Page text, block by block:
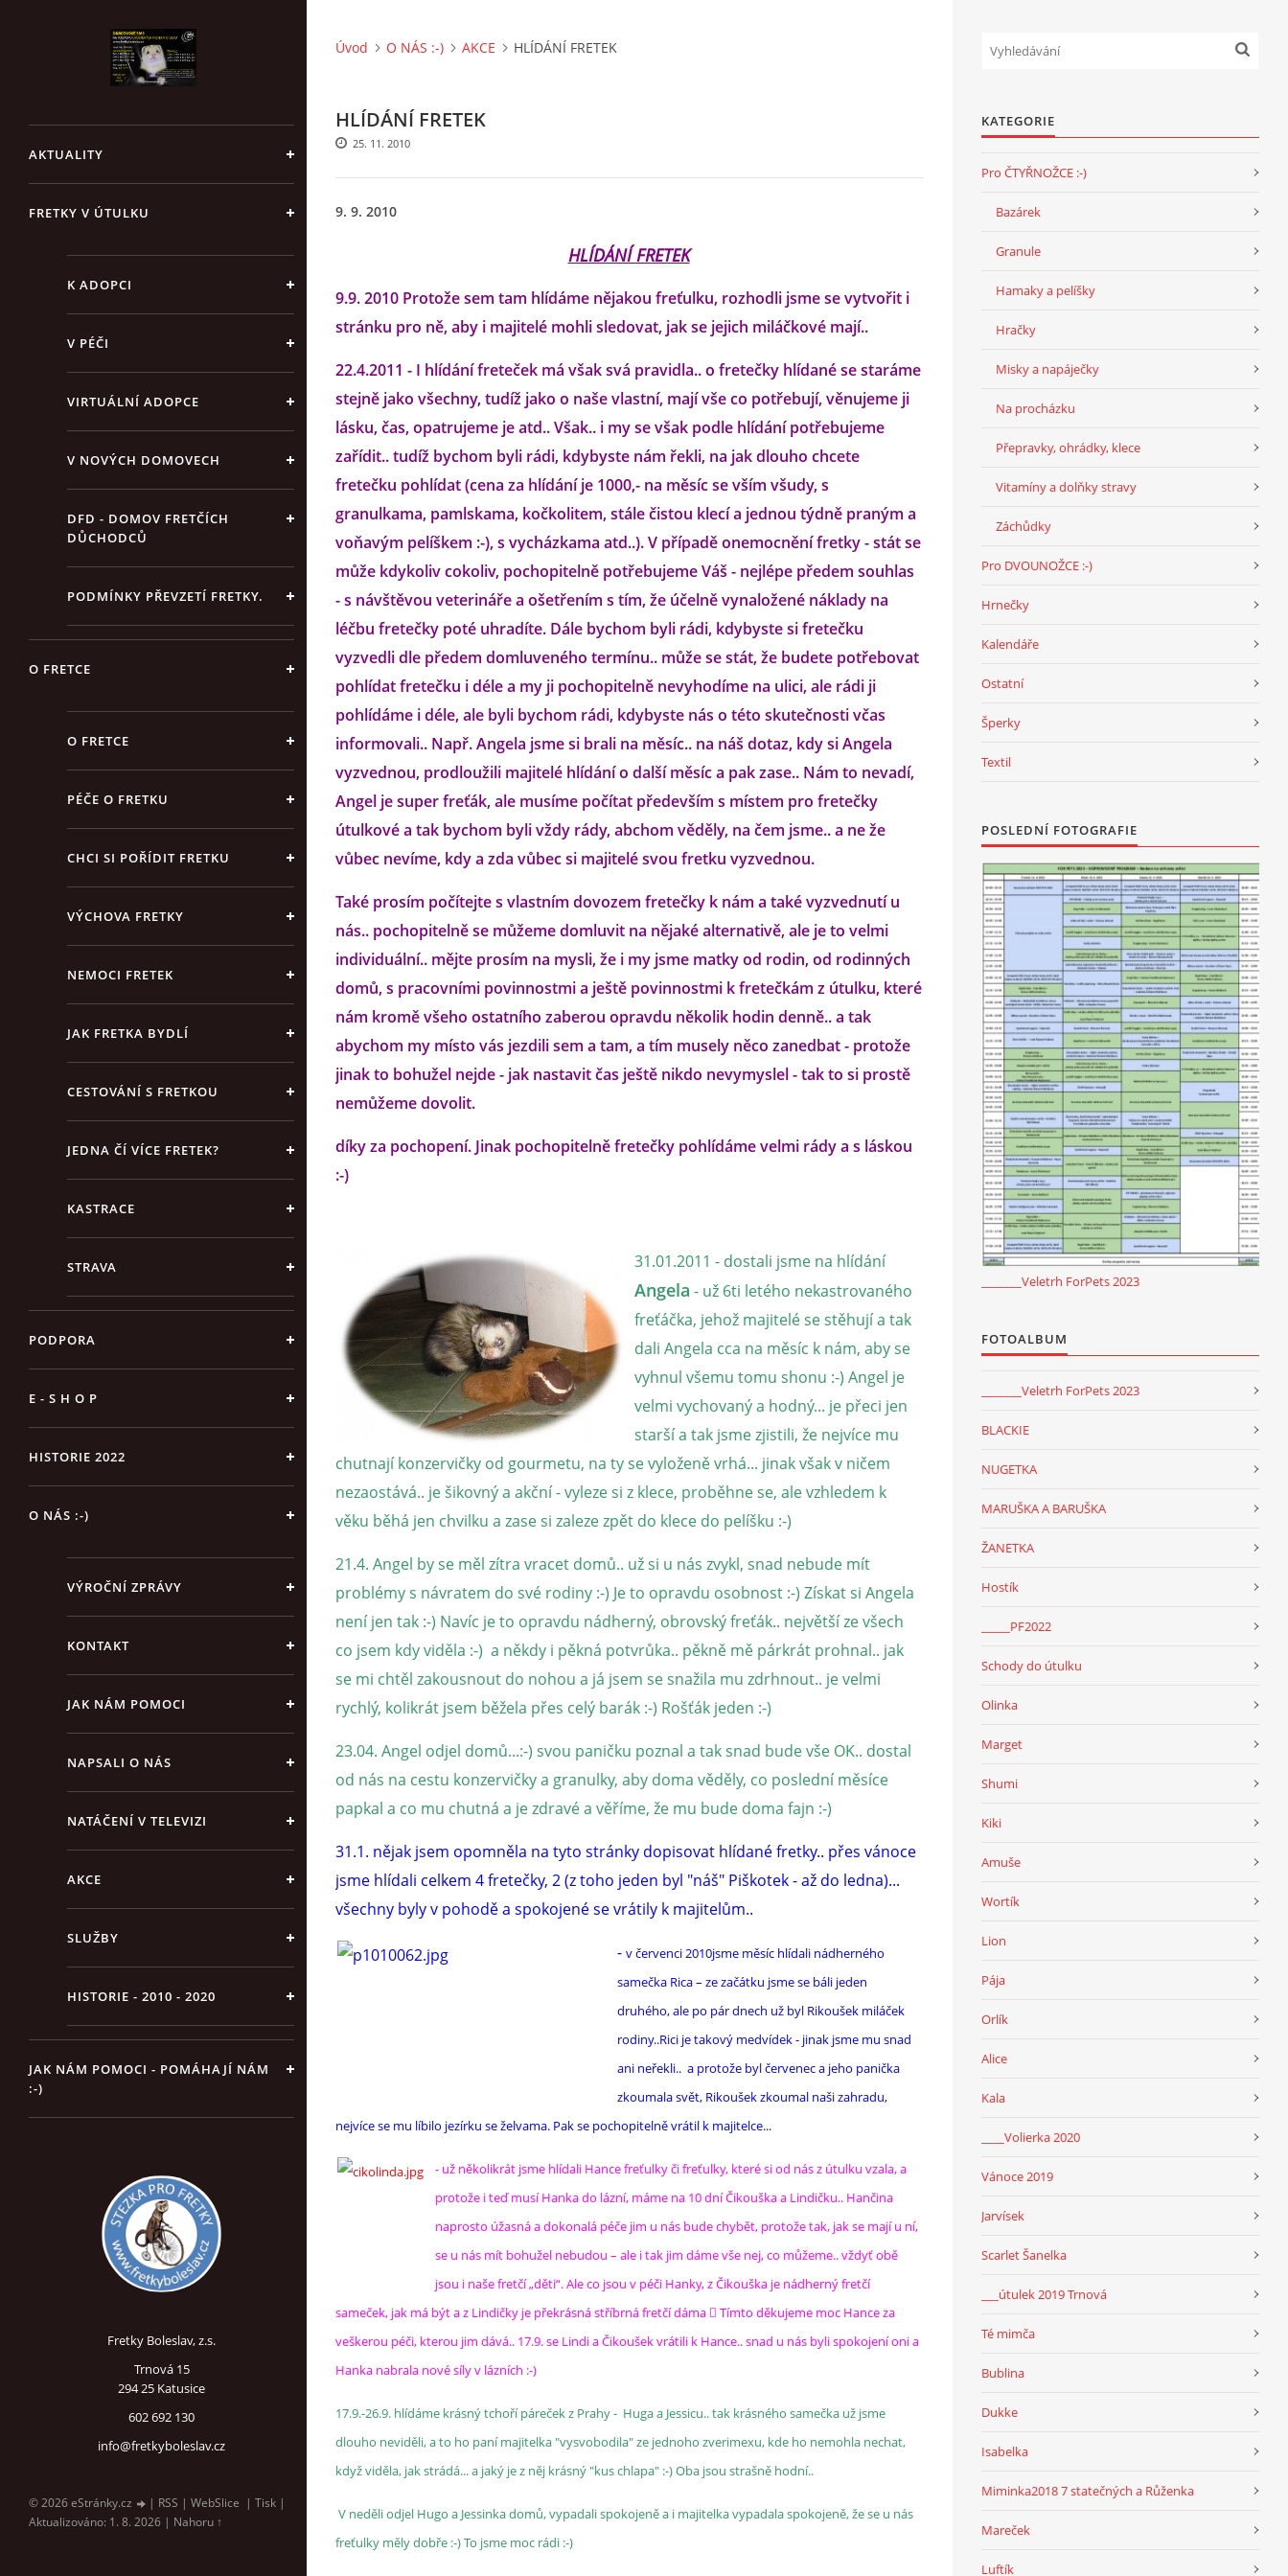
AKTUALITY
FRETKY V ÚTULKU
K ADOPCI
V PÉČI
VIRTUÁLNÍ ADOPCE
V NOVÝCH DOMOVECH
DFD - DOMOV FRETČÍCH
DŮCHODCŮ
PODMÍNKY PŘEVZETÍ FRETKY.
O FRETCE
O FRETCE
PÉČE O FRETKU
CHCI SI POŘÍDIT FRETKU
VÝCHOVA FRETKY
NEMOCI FRETEK
JAK FRETKA BYDLÍ
CESTOVÁNÍ S FRETKOU
JEDNA ČÍ VÍCE FRETEK?
KASTRACE
STRAVA
PODPORA
E - S H O P
HISTORIE 2022
O NÁS :-)
VÝROČNÍ ZPRÁVY
KONTAKT
JAK NÁM POMOCI
NAPSALI O NÁS
NATÁČENÍ V TELEVIZI
AKCE
SLUŽBY
HISTORIE - 2010 - 2020
JAK NÁM POMOCI - POMÁHAJÍ NÁM
:-)
Fretky Boleslav, z.s.
Trnová 15
294 25 Katusice
602 692 130
info@fretkyboleslav.cz
© 2026 eStránky.cz | RSS | WebSlice | Tisk |
Aktualizováno: 1. 8. 2026 | Nahoru ↑
Úvod O NÁS :-) AKCE HLÍDÁNÍ FRETEK
HLÍDÁNÍ FRETEK
25. 11. 2010
9. 9. 2010
HLÍDÁNÍ FRETEK
9.9. 2010 Protože sem tam hlídáme nějakou freťulku, rozhodli jsme se vytvořit i
stránku pro ně, aby i majitelé mohli sledovat, jak se jejich miláčkové mají..
22.4.2011 - I hlídání freteček má však svá pravidla.. o fretečky hlídané se staráme
stejně jako všechny, tudíž jako o naše vlastní, mají vše co potřebují, věnujeme ji
lásku, čas, opatrujeme je atd.. Však.. i my se však podle hlídání potřebujeme
zařídit.. tudíž bychom byli rádi, kdybyste nám řekli, na jak dlouho chcete
fretečku pohlídat (cena za hlídání je 1000,- na měsíc se vším všudy, s
granulkama, pamlskama, kočkolitem, stále čistou klecí a jednou týdně praným a
voňavým pelíškem :-), s vycházkama atd..). V případě onemocnění fretky - stát se
může kdykoliv cokoliv, pochopitelně potřebujeme Váš - nejlépe předem souhlas
- s návštěvou veterináře a ošetřením s tím, že účelně vynaložené náklady na
léčbu fretečky poté uhradíte. Dále bychom byli rádi, kdybyste si fretečku
vyzvedli dle předem domluveného termínu.. může se stát, že budete potřebovat
pohlídat fretečku i déle a my ji pochopitelně nevyhodíme na ulici, ale rádi ji
pohlídáme i déle, ale byli bychom rádi, kdybyste nás o této skutečnosti včas
informovali.. Např. Angela jsme si brali na měsíc.. na náš dotaz, kdy si Angela
vyzvednou, prodloužili majitelé hlídání o další měsíc a pak zase.. Nám to nevadí,
Angel je super freťák, ale musíme počítat především s místem pro fretečky
útulkové a tak bychom byli vždy rády, abchom věděly, na čem jsme.. a ne že
vůbec nevíme, kdy a zda vůbec si majitelé svou fretku vyzvednou.
Také prosím počítejte s vlastním dovozem fretečky k nám a také vyzvednutí u
nás.. pochopitelně se můžeme domluvit na nějaké alternativě, ale je to velmi
individuální.. mějte prosím na mysli, že i my jsme matky od rodin, od rodinných
domů, s pracovními povinnostmi a ještě povinnostmi k fretečkám z útulku, které
nám kromě všeho ostatního zaberou opravdu několik hodin denně.. a tak
abychom my místo vás jezdili sem a tam, a tím musely něco zanedbat - protože
jinak to bohužel nejde - jak nastavit čas ještě nikdo nevymyslel - tak to si prostě
nemůžeme dovolit.
díky za pochopení. Jinak pochopitelně fretečky pohlídáme velmi rády a s láskou
:-)
31.01.2011 - dostali jsme na hlídání
Angela - už 6ti letého nekastrovaného
freťáčka, jehož majitelé se stěhují a tak
dali Angela cca na měsíc k nám, aby se
vyhnul všemu tomu shonu :-) Angel je
velmi vychovaný a hodný... je přeci jen
starší a tak jsme zjistili, že nejvíce mu
chutnají konzervičky od gourmetu, na ty se vyloženě vrhá... jinak však v ničem
nezaostává.. je šikovný a akční - vyleze si z klece, proběhne se, ale vzhledem k
věku běhá jen chvilku a zase si zaleze zpět do klece do pelíšku :-)
21.4. Angel by se měl zítra vracet domů.. už si u nás zvykl, snad nebude mít
problémy s návratem do své rodiny :-) Je to opravdu osobnost :-) Získat si Angela
není jen tak :-) Navíc je to opravdu nádherný, obrovský freťák.. největší ze všech
co jsem kdy viděla :-) a někdy i pěkná potvrůka.. pěkně mě párkrát prohnal.. jak
se mi chtěl zakousnout do nohou a já jsem se snažila mu zdrhnout.. je velmi
rychlý, kolikrát jsem běžela přes celý barák :-) Rošťák jeden :-)
23.04. Angel odjel domů...:-) svou paničku poznal a tak snad bude vše OK.. dostal
od nás na cestu konzervičky a granulky, aby doma věděly, co poslední měsíce
papkal a co mu chutná a je zdravé a věříme, že mu bude doma fajn :-)
31.1. nějak jsem opomněla na tyto stránky dopisovat hlídané fretky.. přes vánoce
jsme hlídali celkem 4 fretečky, 2 (z toho jeden byl "náš" Piškotek - až do ledna)...
všechny byly v pohodě a spokojené se vrátily k majitelům..
- v červenci 2010jsme měsíc hlídali nádherného
samečka Rica – ze začátku jsme se báli jeden
druhého, ale po pár dnech už byl Rikoušek miláček
rodiny..Rici je takový medvídek - jinak jsme mu snad
ani neřekli.. a protože byl červenec a jeho panička
zkoumala svět, Rikoušek zkoumal naši zahradu,
nejvíce se mu líbilo jezírku se želvama. Pak se pochopitelně vrátil k majitelce...
- už několikrát jsme hlídali Hance freťulky či freťulky, které si od nás z útulku vzala, a
protože i teď musí Hanka do lázní, máme na 10 dní Čikouška a Lindičku.. Hančina
naprosto úžasná a dokonalá péče jim u nás bude chybět, protože tak, jak se mají u ní,
se u nás mít bohužel nebudou – ale i tak jim dáme vše nej, co můžeme.. vždyť obě
jsou i naše fretčí „děti“. Ale co jsou v péči Hanky, z Čikouška je nádherný fretčí
sameček, jak má být a z Lindičky je překrásná stříbrná fretčí dáma  Tímto děkujeme moc Hance za
veškerou péči, kterou jim dává.. 17.9. se Lindi a Čikoušek vrátili k Hance.. snad u nás byli spokojení oni a
Hanka nabrala nové síly v lázních :-)
17.9.-26.9. hlídáme krásný tchoří páreček z Prahy - Huga a Jessicu.. tak krásného samečka už jsme
dlouho neviděli, a to ho paní majitelka "vysvobodila" ze jednoho zverimexu, kde ho nemohla nechat,
když viděla, jak strádá... a jaký je z něj krásný "kus chlapa" :-) Oba jsou strašně hodní..
V neděli odjel Hugo a Jessinka domů, vypadali spokojeně a i majitelka vypadala spokojeně, že se u nás
freťulky měly dobře :-) To jsme moc rádi :-)
KATEGORIE
Pro ČTYŘNOŽCE :-)
Bazárek
Granule
Hamaky a pelíšky
Hračky
Misky a napáječky
Na procházku
Přepravky, ohrádky, klece
Vitamíny a dolňky stravy
Záchůdky
Pro DVOUNOŽCE :-)
Hrnečky
Kalendáře
Ostatní
Šperky
Textil
POSLEDNÍ FOTOGRAFIE
_______Veletrh ForPets 2023
FOTOALBUM
_______Veletrh ForPets 2023
BLACKIE
NUGETKA
MARUŠKA A BARUŠKA
ŽANETKA
Hostík
_____PF2022
Schody do útulku
Olinka
Marget
Shumi
Kiki
Amuše
Wortík
Lion
Pája
Orlík
Alice
Kala
____Volierka 2020
Vánoce 2019
Jarvísek
Scarlet Šanelka
___útulek 2019 Trnová
Té mimča
Bublina
Dukke
Isabelka
Miminka2018 7 statečných a Růženka
Mareček
Luftík